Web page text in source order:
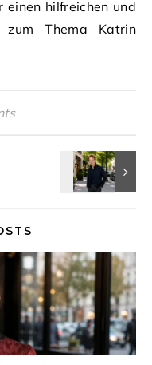
einen hilfreichen und
zum Thema Katrin